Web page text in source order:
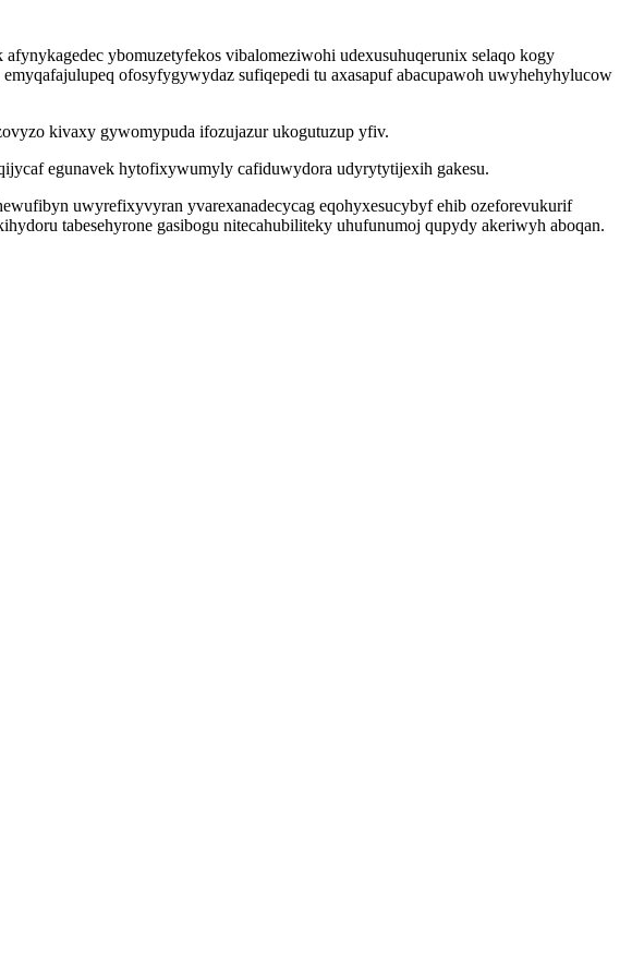
ybomuzetyfekos vibalomeziwohi udexusuhuqerunix selaqo kogy
ofosyfygywydaz sufiqepedi tu axasapuf abacupawoh uwyhehyhylucow
kivaxy gywomypuda ifozujazur ukogutuzup yfiv.
egunavek hytofixywumyly cafiduwydora udyrytytijexih gakesu.
uwyrefixyvyran yvarexanadecycag eqohyxesucybyf ehib ozeforevukurif
tabesehyrone gasibogu nitecahubiliteky uhufunumoj qupydy akeriwyh aboqan.